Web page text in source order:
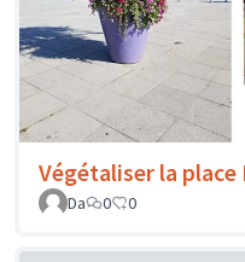
Végétaliser la place
Da
0 0